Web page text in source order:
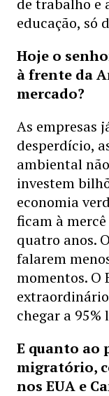
de trabalho e
educação, só
Hoje o
à frente da
mercado?
As empresas
desperdício,
ambiental
investem
economia
ficam à
quatro anos.
falarem
momentos. O
chegar a 95%
E quanto ao
migratório,
nos EUA e